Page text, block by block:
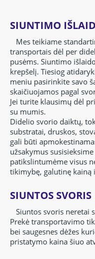
SIUNTIMO
Mes teikiame
transportais dėl per
pusėms. Siuntimo
krepšelį. Tiesiog
meniu pasirinkite savo
skaičiuojamos pagal
Jei turite klausimų dėl
su mumis.
Didelio svorio daiktų,
substratai, druskos,
gali būti
užsakymus
patikslintumėme visus
tikimybę, galutinę kainą
SIUNTOS SVORIS
Siuntos svoris neretai
Prekė transportavimo
bei saugesnes dėžes
pristatymo kaina šiuo